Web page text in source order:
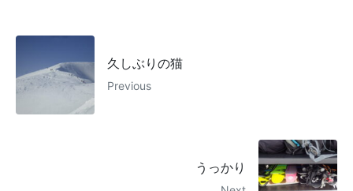
久しぶりの猫
Previous
うっかり